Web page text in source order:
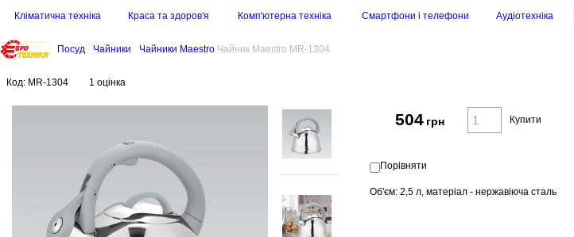
Кліматична техніка Краса та здоров'я Комп'ютерна техніка Смартфони і телефони Аудіотехніка
Посуд Чайники Чайники Maestro Чайник Maestro MR-1304
Код: MR-1304 1 оцінка
504 грн Купити
Порівняти
Об'єм: 2,5 л, матеріал - нержавіюча сталь